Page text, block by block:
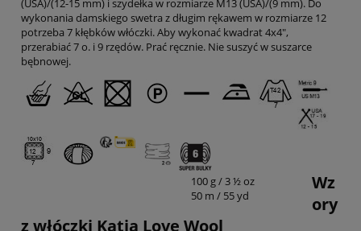
(USA)/(12-15 mm) i szydełka w rozmiarze M13 (USA)/(9 mm). Do
wykonania damskiego swetra z długim rękawem w rozmiarze 12
potrzeba 7 kłębków włóczki. Aby wykonać kwadrat 4x4",
przerabiać 7 o. i 9 rzędów. Prać ręcznie. Nie suszyć w suszarce
bębnowej.
100 g / 3 ½ oz
50 m / 55 yd
Wz
ory
z włóczki Katia Love Wool